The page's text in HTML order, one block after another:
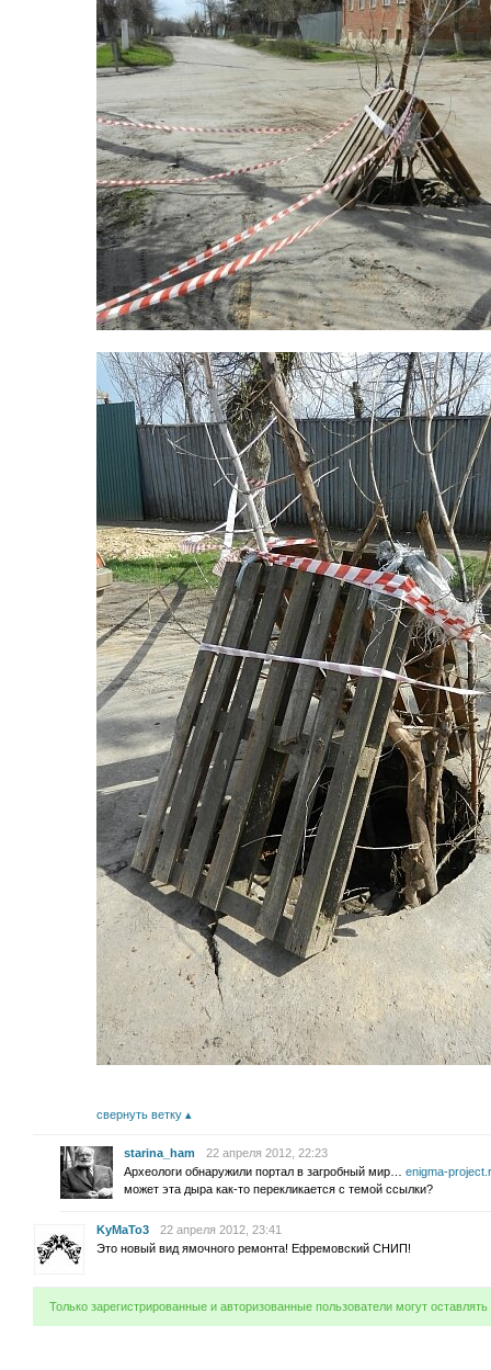
свернуть ветку
starina_ham
22 апреля 2012, 22:23
Археологи обнаружили портал в загробный мир… enigma-
может эта дыра как-то перекликается с темой ссылки?
KyMaTo3
22 апреля 2012, 23:41
Это новый вид ямочного ремонта! Ефремовский СНИП!
Только зарегистрированные и авторизованные пользователи могут